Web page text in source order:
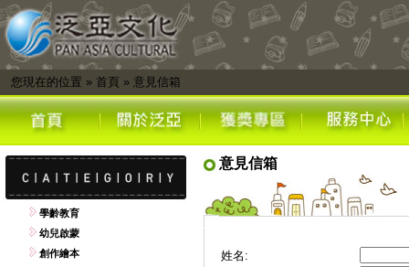
您現在的位置 » 首頁 » 意見信箱
學齡教育
幼兒啟蒙
創作繪本
意見信箱
姓名: